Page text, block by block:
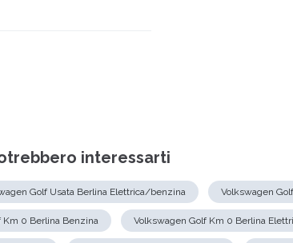
interessarti
Golf Usata Berlina Elettrica/benzina Volkswagen
Km 0 Berlina Benzina Volkswagen Golf Km 0 Berlina